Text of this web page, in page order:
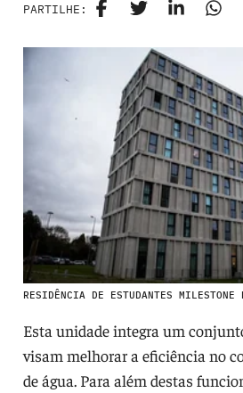
PARTILHE:
RESIDÊNCIA DE ESTUDANTES MILESTONE
Esta unidade integra um
visam melhorar a eficiência no
de água. Para além destas